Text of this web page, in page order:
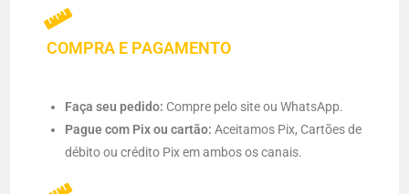
COMPRA E PAGAMENTO
Faça seu pedido: Compre pelo site ou WhatsApp.
Pague com Pix ou cartão: Aceitamos Pix, Cartões de
débito ou crédito Pix em ambos os canais.